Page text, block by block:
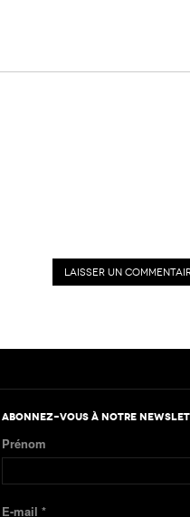
ABONNEZ-VOUS À NOTRE
Prénom
E-mail *